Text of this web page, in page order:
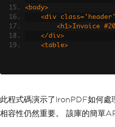
<body>
<div
    </div>
    <table>
<tr
</html>";
var renderer = new
此程式碼演示了IronPDF如何處
相容性仍然重要。 該庫的簡單